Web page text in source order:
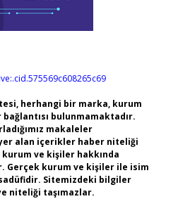
herhangi bir marka, kurum
bulunmamaktadır.
makaleler
alan içerikler haber niteliği
ve kişiler hakkında
Gerçek kurum ve kişiler ile isim
Sitemizdeki bilgiler
niteliği taşımazlar.